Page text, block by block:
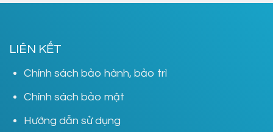
LIÊN KẾT
Chính sách bảo hành, bảo trì
Chính sách bảo mật
Hướng dẫn sử dụng